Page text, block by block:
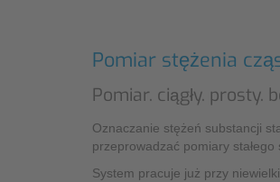
Pomiar stężenia
Pomiar. ciągły. prosty.
Oznaczanie stężeń substancji
przeprowadzać pomiary
System pracuje już przy